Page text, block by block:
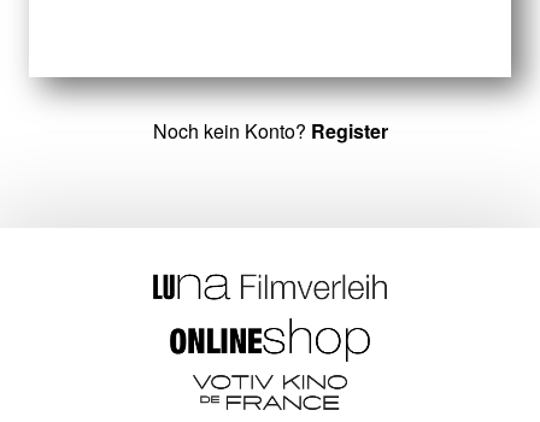
Noch kein Konto? Register